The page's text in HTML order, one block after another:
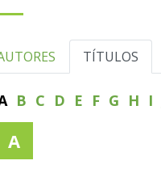
TÍTULOS
B C D E F G H I
A